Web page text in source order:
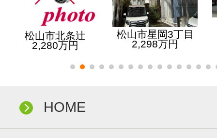
松山市北条辻
2,280万円
松山市星岡3丁目
2,298万円
HOME